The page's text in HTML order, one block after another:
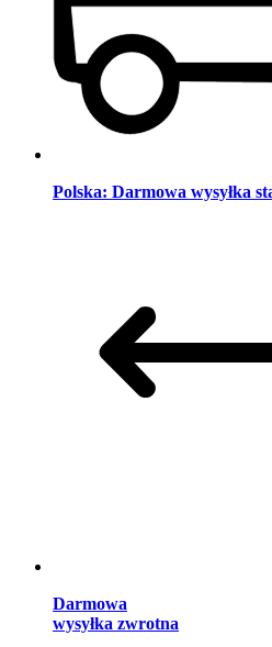
Polska: Darmowa wysyłka
Darmowa
wysyłka zwrotna